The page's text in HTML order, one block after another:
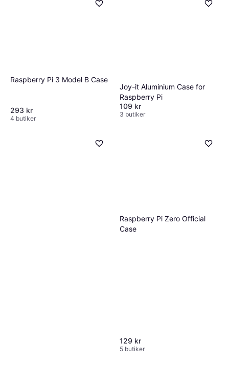
Raspberry Pi 3 Model B Case
293 kr
4 butiker
Joy-it Aluminium Case for
Raspberry Pi
109 kr
3 butiker
Raspberry Pi Zero Official
Case
129 kr
5 butiker
recensioner och garantier för att säkerställa
förbättra telefonens estetik och skydda